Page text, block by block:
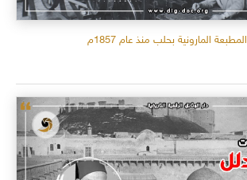
المارونية بحلب منذ عام 1857م